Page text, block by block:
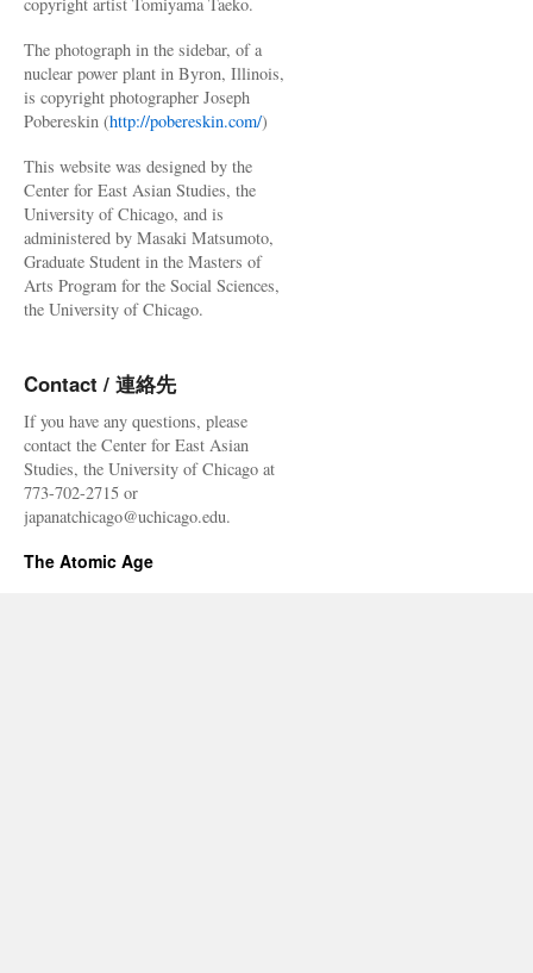
The photograph in the sidebar, of a
nuclear power plant in Byron, Illinois,
is copyright photographer Joseph
Pobereskin (http://pobereskin.com/)
This website was designed by the
Center for East Asian Studies, the
University of Chicago, and is
administered by Masaki Matsumoto,
Graduate Student in the Masters of
Arts Program for the Social Sciences,
the University of Chicago.
Contact / 連絡先
If you have any questions, please
contact the Center for East Asian
Studies, the University of Chicago at
773-702-2715 or
japanatchicago@uchicago.edu.
The Atomic Age